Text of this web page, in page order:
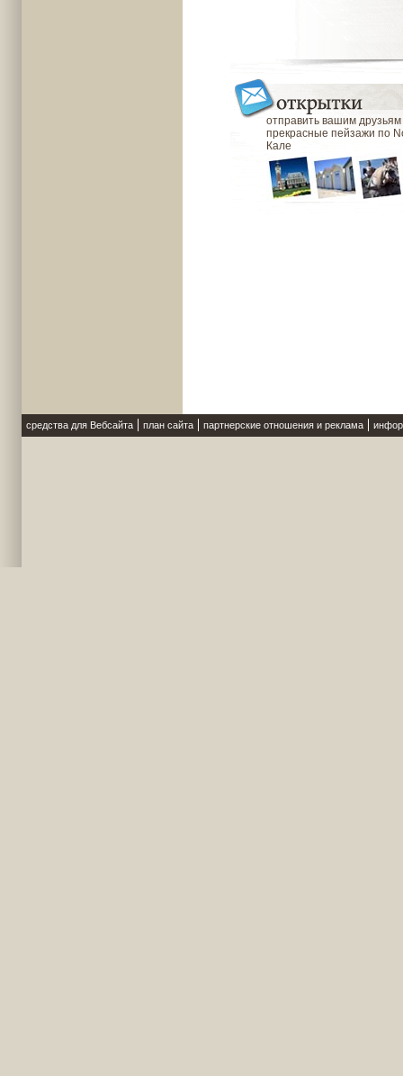
отправить вашим друзьям
прекрасные пейзажи по
Кале
средства для Вебсайта план сайта партнерские отношения и реклама